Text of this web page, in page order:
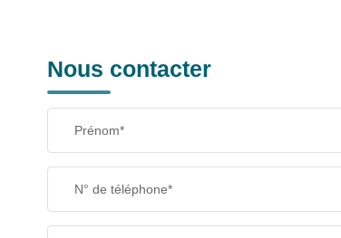
Nous contacter
Prénom*
N° de téléphone*